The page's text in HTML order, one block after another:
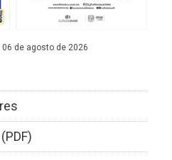
06 de agosto de 2026